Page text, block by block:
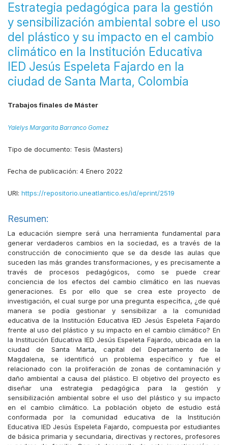
Estrategia pedagógica para la gestión
y sensibilización ambiental sobre el uso
del plástico y su impacto en el cambio
climático en la Institución Educativa
IED Jesús Espeleta Fajardo en la
ciudad de Santa Marta, Colombia
Trabajos finales de Máster
Yalelys Margarita Barranco Gomez
Tipo de documento: Tesis (Masters)
Fecha de publicación: 4 Enero 2022
URI: https://repositorio.uneatlantico.es/id/eprint/2519
Resumen:
La educación siempre será una herramienta fundamental para
generar verdaderos cambios en la sociedad, es a través de la
construcción de conocimiento que se da desde las aulas que
suceden las más grandes transformaciones, y es precisamente a
través de procesos pedagógicos, como se puede crear
conciencia de los efectos del cambio climático en las nuevas
generaciones. Es por ello que se crea este proyecto de
investigación, el cual surge por una pregunta específica, ¿de qué
manera se podía gestionar y sensibilizar a la comunidad
educativa de la Institución Educativa IED Jesús Espeleta Fajardo
frente al uso del plástico y su impacto en el cambio climático? En
la Institución Educativa IED Jesús Espeleta Fajardo, ubicada en la
ciudad de Santa Marta, capital del Departamento de la
Magdalena, se identificó un problema específico y fue el
relacionado con la proliferación de zonas de contaminación y
daño ambiental a causa del plástico. El objetivo del proyecto es
diseñar una estrategia pedagógica para la gestión y
sensibilización ambiental sobre el uso del plástico y su impacto
en el cambio climático. La población objeto de estudio está
conformada por la comunidad educativa de la Institución
Educativa IED Jesús Espeleta Fajardo, compuesta por estudiantes
de básica primaria y secundaria, directivas y rectores, profesores